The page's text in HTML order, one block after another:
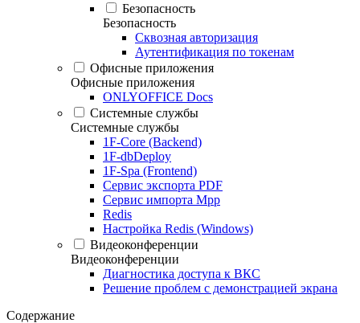
Безопасность
Безопасность
Сквозная авторизация
Аутентификация по токенам
Офисные приложения
Офисные приложения
ONLYOFFICE Docs
Системные службы
Системные службы
1F-Core (Backend)
1F-dbDeploy
1F-Spa (Frontend)
Сервис экспорта PDF
Сервис импорта Mpp
Redis
Настройка Redis (Windows)
Видеоконференции
Видеоконференции
Диагностика доступа к ВКС
Решение проблем с демонстрацией экрана
Содержание